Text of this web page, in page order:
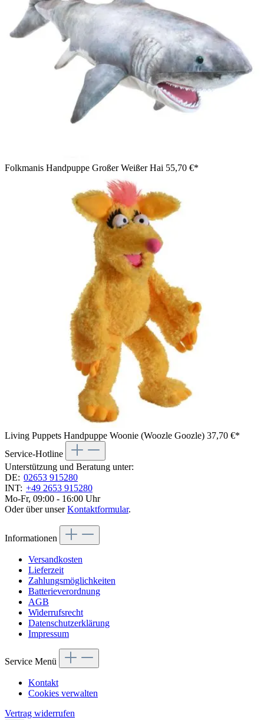
Folkmanis Handpuppe Großer Weißer Hai 55,70 €*
Living Puppets Handpuppe Woonie (Woozle Goozle) 37,70 €*
Service-Hotline
Unterstützung und Beratung unter:
DE: 02653 915280
INT: +49 2653 915280
Mo-Fr, 09:00 - 16:00 Uhr
Oder über unserKontaktformular.
Informationen
Versandkosten
Lieferzeit
Zahlungsmöglichkeiten
Batterieverordnung
AGB
Widerrufsrecht
Datenschutzerklärung
Impressum
Service Menü
Kontakt
Cookies verwalten
Vertrag widerrufen